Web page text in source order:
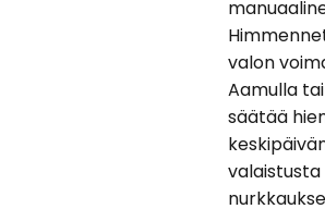
valon
Aamulla
säätää